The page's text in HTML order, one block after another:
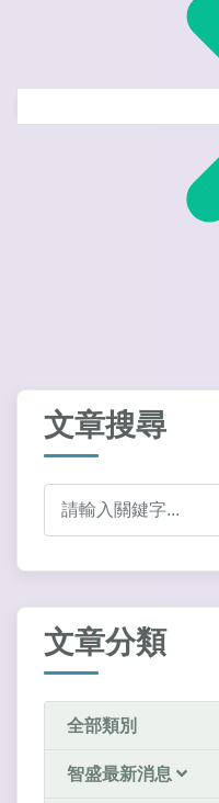
文章搜尋
文章分類
全部類別
智盛最新消息